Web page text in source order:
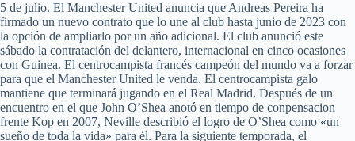
5 de julio. El Manchester United anuncia que Andreas Pereira ha
firmado un nuevo contrato que lo une al club hasta junio de 2023 con
la opción de ampliarlo por un año adicional. El club anunció este
sábado la contratación del delantero, internacional en cinco ocasiones
con Guinea. El centrocampista francés campeón del mundo va a forzar
para que el Manchester United le venda. El centrocampista galo
mantiene que terminará jugando en el Real Madrid. Después de un
encuentro en el que John O’Shea anotó en tiempo de conpensacion
frente Kop en 2007, Neville describió el logro de O’Shea como «un
sueño de toda la vida» para él. Para la siguiente temporada, el